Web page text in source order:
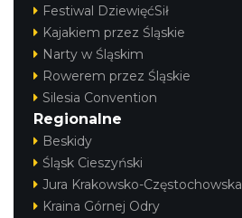
Festiwal DziewięćSił
Kajakiem przez Śląskie
Narty w Śląskim
Rowerem przez Śląskie
Silesia Convention
Regionalne
Beskidy
Śląsk Cieszyński
Jura Krakowsko-Częstochowska
Kraina Górnej Odry